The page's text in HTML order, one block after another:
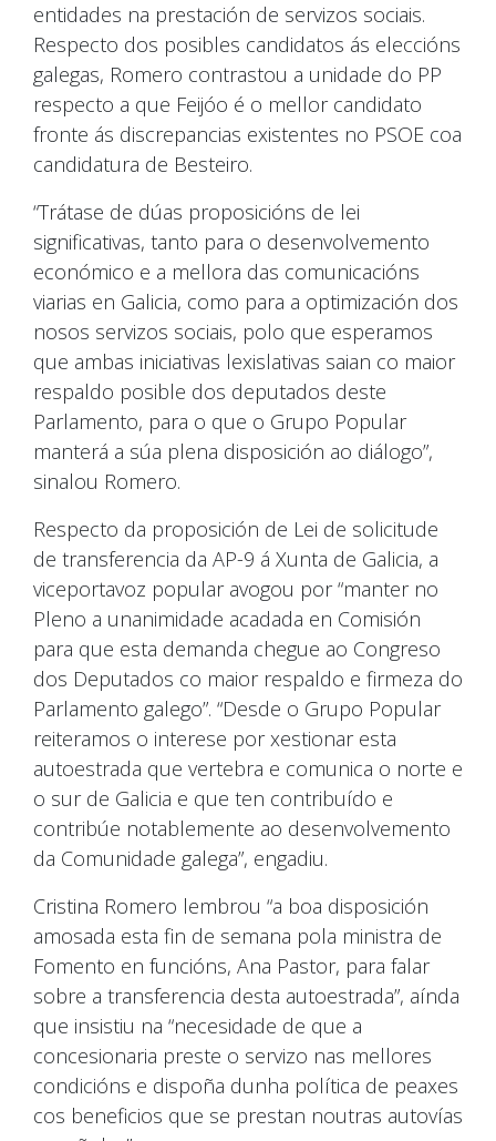
entidades na prestación de servizos sociais.
Respecto dos posibles candidatos ás eleccións
galegas, Romero contrastou a unidade do PP
respecto a que Feijóo é o mellor candidato
fronte ás discrepancias existentes no PSOE coa
candidatura de Besteiro.
“Trátase de dúas proposicións de lei
significativas, tanto para o desenvolvemento
económico e a mellora das comunicacións
viarias en Galicia, como para a optimización dos
nosos servizos sociais, polo que esperamos
que ambas iniciativas lexislativas saian co maior
respaldo posible dos deputados deste
Parlamento, para o que o Grupo Popular
manterá a súa plena disposición ao diálogo”,
sinalou Romero.
Respecto da proposición de Lei de solicitude
de transferencia da AP-9 á Xunta de Galicia, a
viceportavoz popular avogou por “manter no
Pleno a unanimidade acadada en Comisión
para que esta demanda chegue ao Congreso
dos Deputados co maior respaldo e firmeza do
Parlamento galego”. “Desde o Grupo Popular
reiteramos o interese por xestionar esta
autoestrada que vertebra e comunica o norte e
o sur de Galicia e que ten contribuído e
contribúe notablemente ao desenvolvemento
da Comunidade galega”, engadiu.
Cristina Romero lembrou “a boa disposición
amosada esta fin de semana pola ministra de
Fomento en funcións, Ana Pastor, para falar
sobre a transferencia desta autoestrada”, aínda
que insistiu na “necesidade de que a
concesionaria preste o servizo nas mellores
condicións e dispoña dunha política de peaxes
cos beneficios que se prestan noutras autovías